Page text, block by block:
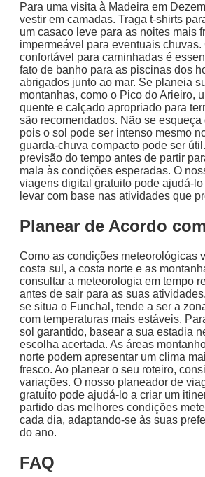
Para uma visita à Madeira em
vestir em camadas. Traga t-shirts
um casaco leve para as noites mais
impermeável para eventuais chuvas.
confortável para caminhadas é
fato de banho para as piscinas dos
abrigados junto ao mar. Se planeia
montanhas, como o Pico do Arieiro,
quente e calçado apropriado para
são recomendados. Não se esqueça
pois o sol pode ser intenso mesmo
guarda-chuva compacto pode ser
previsão do tempo antes de partir
mala às condições esperadas. O
viagens digital gratuito pode ajudá-
levar com base nas atividades que
Planear de Acordo
Como as condições meteorológicas
costa sul, a costa norte e as
consultar a meteorologia em tempo
antes de sair para as suas
se situa o Funchal, tende a ser a
com temperaturas mais estáveis.
sol garantido, basear a sua estadia
escolha acertada. As áreas
norte podem apresentar um clima
fresco. Ao planear o seu roteiro,
variações. O nosso planeador de
gratuito pode ajudá-lo a criar um
partido das melhores condições
cada dia, adaptando-se às suas
do ano.
FAQ